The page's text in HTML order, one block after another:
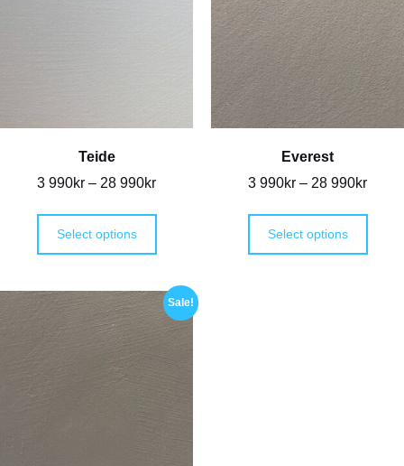
Teide
3 990kr – 28 990kr
Select options
Everest
3 990kr – 28 990kr
Select options
Sale!